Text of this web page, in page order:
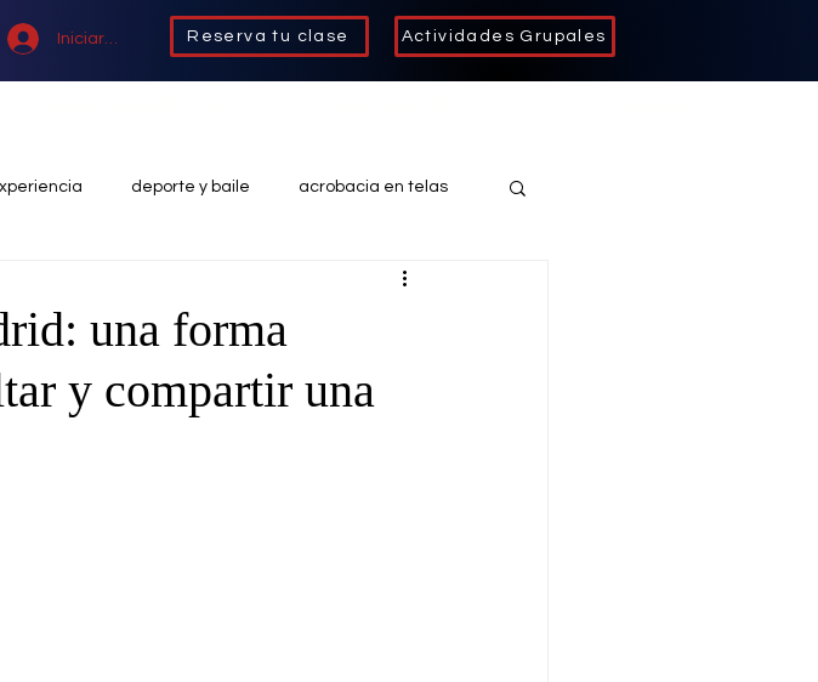
Iniciar sesión Reserva tu clase Actividades Grupales
deporte y baile acrobacia en telas
entrenamiento funcional fit kid
una forma
y compartir una